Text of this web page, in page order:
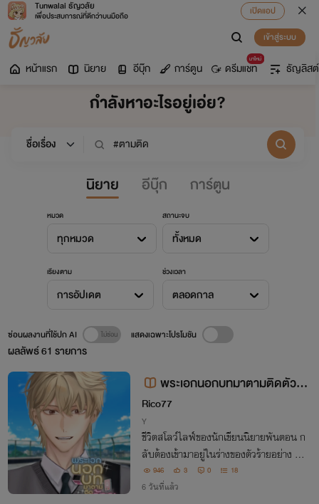
Tunwalai ธัญวลัย
เพื่อประสบการณ์ที่ดีกว่าบนมือถือ
เปิดแอป
เข้าสู่ระบบ
หน้าแรก นิยาย อีบุ๊ก การ์ตูน
มาใหม่
ดรีมแชท ธัญลิสต์
กำลังหาอะไรอยู่เอ่ย?
นิยาย อีบุ๊ก การ์ตูน
หมวด
ทุกหมวด
สถานะจบ
ทั้งหมด
เรียงตาม
การอัปเดต
ช่วงเวลา
ตลอดกาล
ผลลัพธ์61 รายการ
ซ่อนผลงานที่ใช้ปก AI แสดงเฉพาะโปรโมชัน
พระเอกนอกบทมาตามติดตัวร้า
ยแบบผม!
Rico77
Y
ชีวิตสโลว์ไลฟ์ของนักเขียนนิยายพันตอน ก
ลับต้องเข้ามาอยู่ในร่างของตัวร้ายอย่าง กู้ห
ลิน ลูกบุญธรรมของตระกูลกู้ ซึ่งในอนาคต
จะถูกพระเอกแมรี่ซูที่ย้อนเวลามาแก้แค้น ถู
946 3 0 18
6 วันที่แล้ว